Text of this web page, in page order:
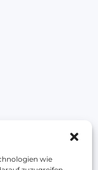
wie